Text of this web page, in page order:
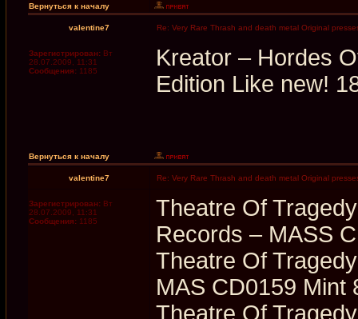
Вернуться к началу
valentine7 Re: Very Rare Thrash and death metal Original
Зарегистрирован: Вт
28.07.2009, 11:31
Сообщения: 1185
Kreator ‎– Hordes
Edition Like new!
Вернуться к началу
valentine7 Re: Very Rare Thrash and death metal Original
Зарегистрирован: Вт
28.07.2009, 11:31
Сообщения: 1185
Theatre Of
Records ‎– MASS
Theatre Of
MAS CD0159 Mint
Theatre Of